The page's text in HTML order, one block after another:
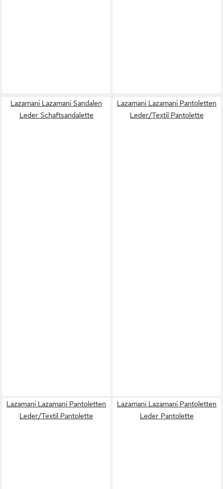
Lazamani Lazamani Sandalen
Leder Schaftsandalette
Lazamani Lazamani Pantoletten
Leder/Textil Pantolette
Lazamani Lazamani Pantoletten
Leder/Textil Pantolette
Lazamani Lazamani Pantoletten
Leder Pantolette